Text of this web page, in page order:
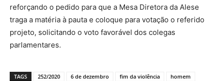
reforçando o pedido para que a Mesa Diretora da Alese
traga a matéria à pauta e coloque para votação o referido
projeto, solicitando o voto favorável dos colegas
parlamentares.
TAGS 252/2020 6 de dezembro fim da violência
homem